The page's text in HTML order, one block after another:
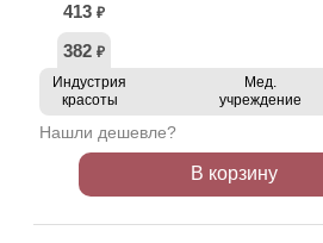
413 ₽
382 ₽
Индустрия
красоты
Мед.
учреждение
Нашли дешевле?
В корзину